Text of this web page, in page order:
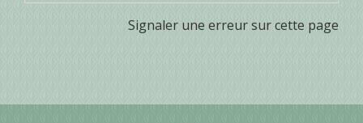
Signaler une erreur sur cette page